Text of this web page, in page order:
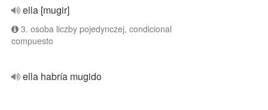
ella [mugir]
3. osoba liczby pojedynczej, condicional
compuesto
ella habría mugido